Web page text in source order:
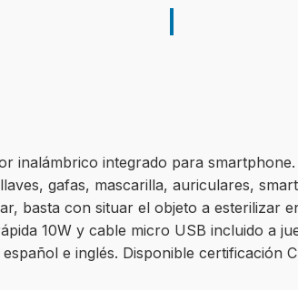
inalámbrico integrado para
gafas, mascarilla, auriculares,
basta con situar el objeto a esterilizar
10W y cable micro USB incluido a
e inglés. Disponible certificación